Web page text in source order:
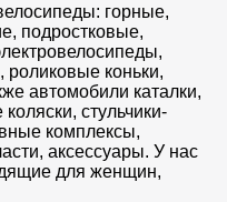
горные,
подростковые,
роликовые коньки,
автомобили каталки,
стульчики-
комплексы,
аксессуары. У нас
для женщин,